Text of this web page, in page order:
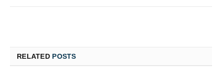
RELATED POSTS